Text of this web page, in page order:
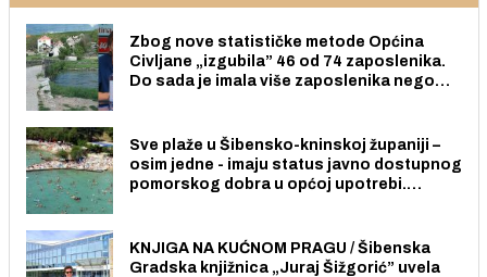
Zbog nove statističke metode Općina
Civljane „izgubila” 46 od 74 zaposlenika.
Do sada je imala više zaposlenika nego
Sve plaže u Šibensko-kninskoj županiji –
osim jedne - imaju status javno dostupnog
pomorskog dobra u općoj upotrebi.
KNJIGA NA KUĆNOM PRAGU / Šibenska
Gradska knjižnica „Juraj Šižgorić” uvela